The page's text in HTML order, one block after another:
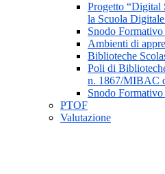
Progetto “Digital
la Scuola
Snodo
Ambienti di
Biblioteche
Poli di
n. 1867/MIBAC
Snodo
PTOF
Valutazione